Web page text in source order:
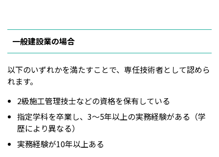
一般建設業の場合
以下のいずれかを満たすことで、専任技術者として認めら
れます。
2級施工管理技士などの資格を保有している
指定学科を卒業し、3～5年以上の実務経験がある（学
歴により異なる）
実務経験が10年以上ある